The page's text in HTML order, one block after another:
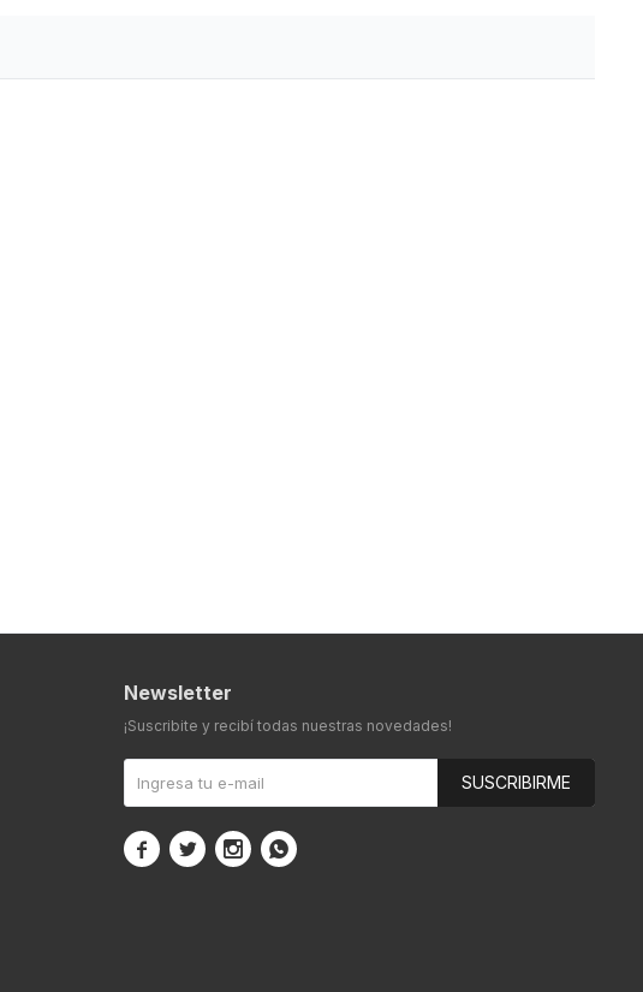
Newsletter
¡Suscribite y recibí todas nuestras novedades!
SUSCRIBIRME
   